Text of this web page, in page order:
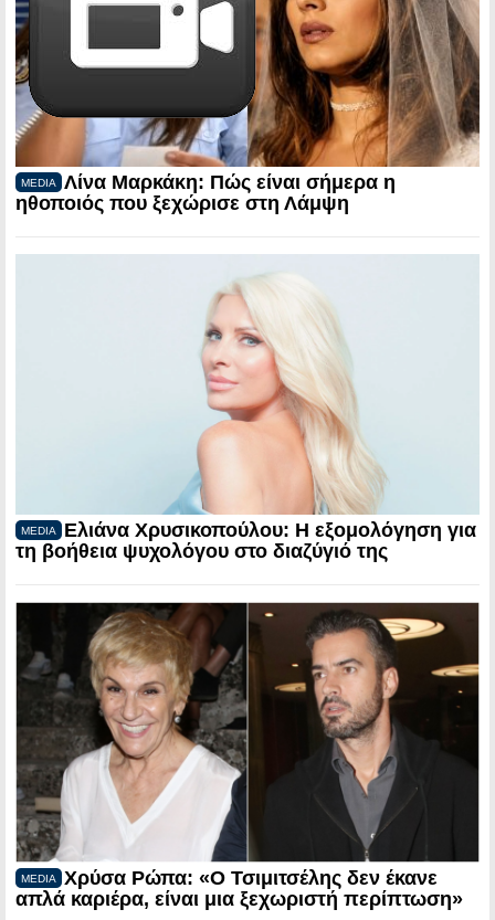
MEDIA
Λίνα Μαρκάκη: Πώς είναι σήμερα η
ηθοποιός που ξεχώρισε στη Λάμψη
MEDIA
Ελιάνα Χρυσικοπούλου: Η εξομολόγηση για
τη βοήθεια ψυχολόγου στο διαζύγιό της
MEDIA
Χρύσα Ρώπα: «Ο Τσιμιτσέλης δεν έκανε
απλά καριέρα, είναι μια ξεχωριστή περίπτωση»